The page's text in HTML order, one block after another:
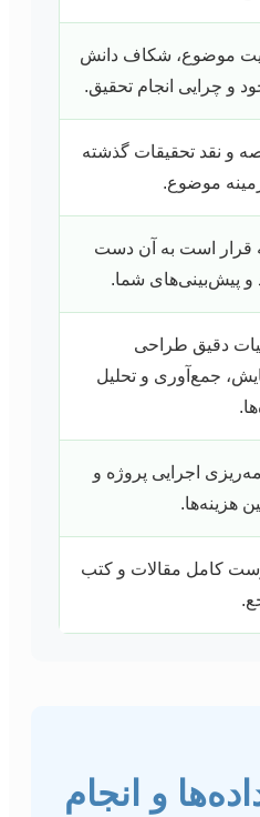
موضوع، شکاف دانش
و چرایی انجام تحقیق.
و نقد تحقیقات گذشته
موضوع.
قرار است به آن دست
و پیش‌بینی‌های شما.
دقیق طراحی
جمع‌آوری و تحلیل
اجرایی پروژه و
هزینه‌ها.
کامل مقالات و کتب
و انجام